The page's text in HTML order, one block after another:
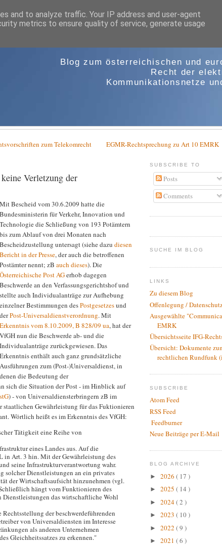
Blog zum österreichischen und
Recht der
Kommunikationsnetze
zum Telekomrecht EGMR-Rechtsprechung zu Art 10 EMRK
Verletzung der
Mit Bescheid vom 30.6.2009 hatte die
Bundesministerin für Verkehr, Innovation und
Technologie die Schließung von 193 Potämtern
bis zum Ablauf von drei Monaten nach
Bescheidzustellung untersagt (siehe dazu diesen
Bericht in der Presse, der auch die betroffenen
Postämter nennt; zB auch dieses). Die
Österreichische Post AGerhob dagegen
Beschwerde an den Verfassungsgerichtshof und
stellte auch Individualanträge zur Aufhebung
einzelner Bestimmungen desPostgesetzesund
derPost-Universaldienstverordnung. Mit
Erkenntnis vom 8.10.2009, B 828/09 ua, hat der
VfGH nun die Beschwerde ab- und die
Individualanträge zurückgewiesen. Das
Erkenntnis enthält auch ganz grundsätzliche
Ausführungen zum (Post-)Universaldienst, in
denen die Bedeutung der
sich die Situation der Post - im Hinblick auf
) - von Universaldiensterbringern zB im
Gewährleistung für das Fuktionieren
Wörtlich heißt es im Erkenntnis des VfGH:
Tätigkeit eine Reihe von
eines Landes aus. Auf die
in Art. 3 hin. Mit der Gewährleistung des
seine Infrastrukturverantwortung wahr.
solcher Dienstleistungen an ein privates
der Wirtschaftsaufsicht hinzunehmen (vgl.
hängt vom Funktionieren des
Dienstleistungen das wirtschaftliche Wohl
der beschwerdeführenden
von Universaldiensten im Interesse
als anderen Unternehmen
Gleichheitssatzes zu erkennen."
SUBSCRIBE TO
Posts
Comments
SUCHE IM BLOG
LINKS
Zu diesem Blog
Offenlegung /
Ausgewählte
EMRK
Übersichtsseite IFG-
Übersicht: Dokumente
rechtlichen Rundfunk
SUBSCRIBE
Atom Feed
RSS Feed
Feedburner
Neue Beiträge per E-Mail
BLOG ARCHIVE
► 2026 ( 17 )
► 2025 ( 14 )
► 2024( 2 )
► 2023 ( 10 )
► 2022 ( 9 )
► 2021 ( 6 )
and to analyze traffic. Your IP address and user-agent
metrics to ensure quality of service, generate usage